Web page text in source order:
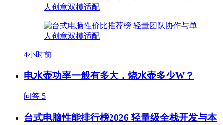
4小时前
电水壶功率一般有多大，烧水壶多少W？
问答 5
台式电脑性能排行榜2026 轻量级全栈开发与本